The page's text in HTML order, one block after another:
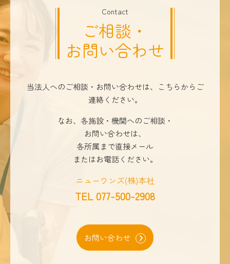
Contact
ご相談・
お問い合わせ
当法人へのご相談・お問い合わせは、こちらからご
連絡ください。
なお、各施設・機関へのご相談・
お問い合わせは、
各所属まで直接メール
またはお電話ください。
ニューワンズ(株)本社
TEL077-500-2908
お問い合わせ